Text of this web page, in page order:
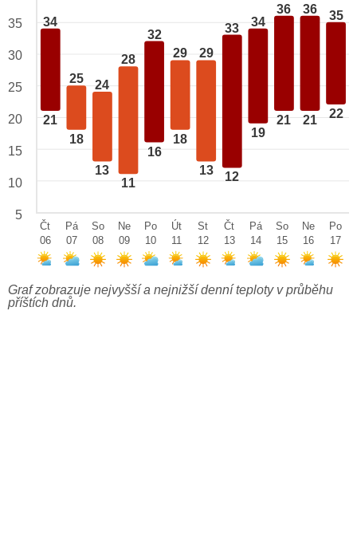
34
21
25
18
24
13
28
11
32
16
29
18
29
13
33
12
34
19
36
21
36
21
35
22
35
30
25
20
15
10
5
Čt
06
Pá
07
So
08
Ne
09
Po
10
Út
11
St
12
Čt
13
Pá
14
So
15
Ne
16
Po
17
Graf zobrazuje nejvyšší a nejnižší denní teploty v průběhu
příštích dnů.